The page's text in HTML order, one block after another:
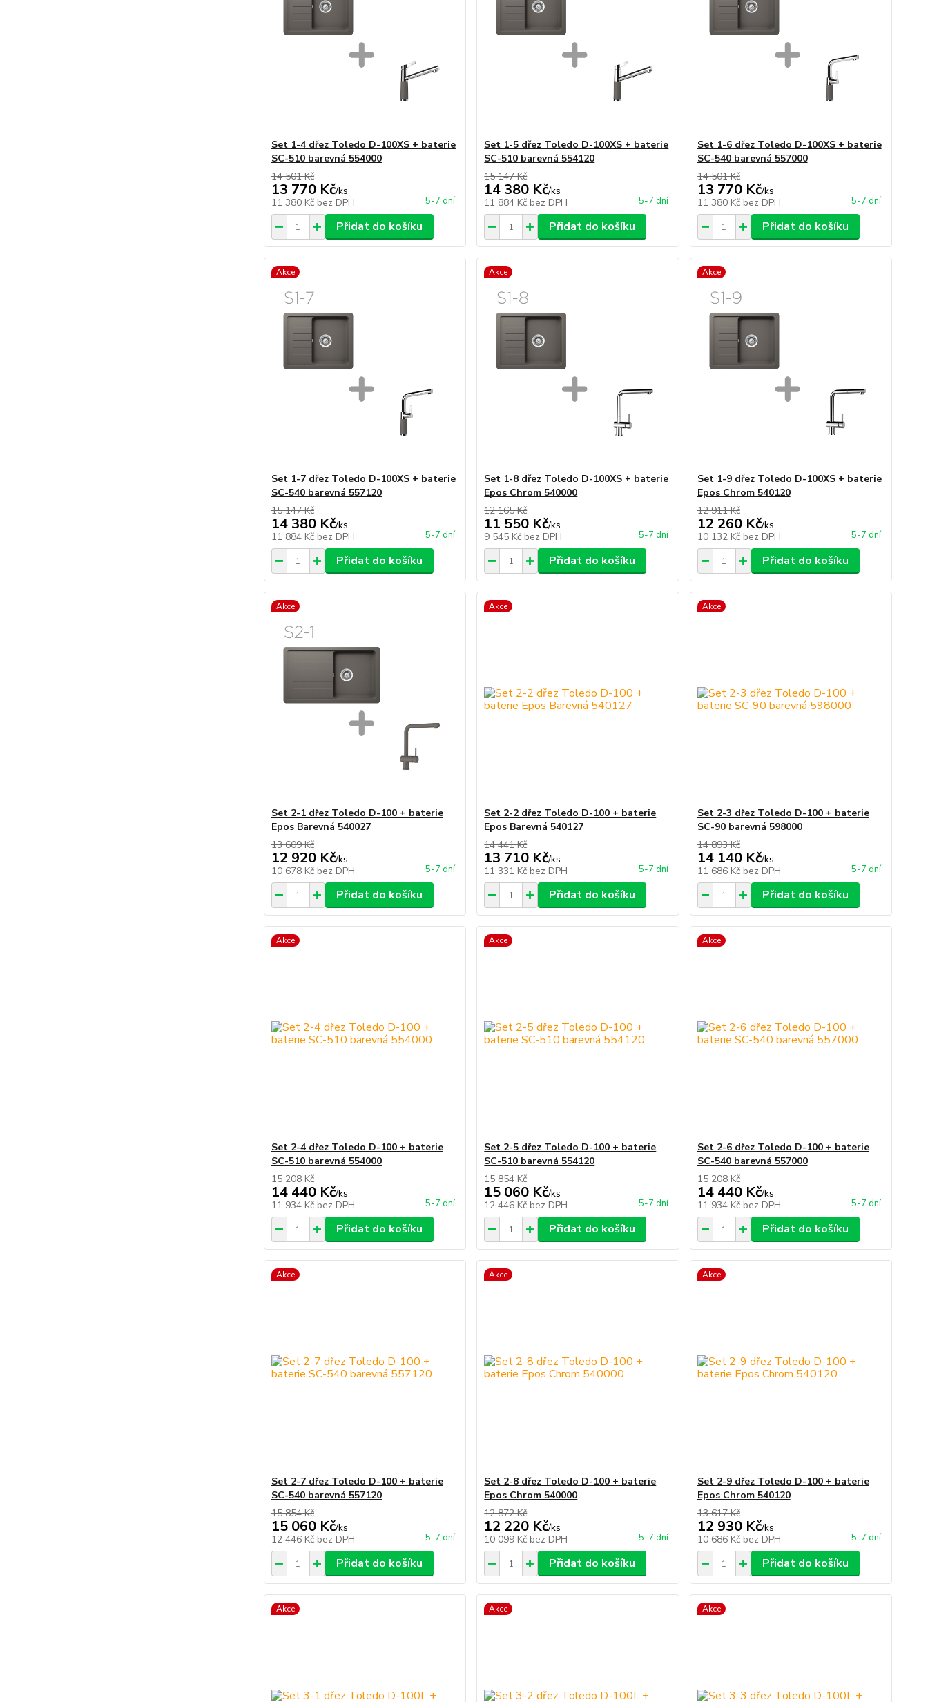
Set 1-4 dřez Toledo D-100XS + baterie
SC-510 barevná 554000
14 501 Kč
13 770 Kč/ks
11 380 Kč bez DPH 5-7 dní
Přidat do košíku
Set 1-5 dřez Toledo D-100XS + baterie
SC-510 barevná 554120
15 147 Kč
14 380 Kč/ks
11 884 Kč bez DPH 5-7 dní
Přidat do košíku
Set 1-6 dřez Toledo D-100XS + baterie
SC-540 barevná 557000
14 501 Kč
13 770 Kč/ks
11 380 Kč bez DPH 5-7 dní
Přidat do košíku
Akce
Set 1-7 dřez Toledo D-100XS + baterie
SC-540 barevná 557120
15 147 Kč
14 380 Kč/ks
11 884 Kč bez DPH 5-7 dní
Přidat do košíku
Akce
Set 1-8 dřez Toledo D-100XS + baterie
Epos Chrom 540000
12 165 Kč
11 550 Kč/ks
9 545 Kč bez DPH 5-7 dní
Přidat do košíku
Akce
Set 1-9 dřez Toledo D-100XS + baterie
Epos Chrom 540120
12 911 Kč
12 260 Kč/ks
10 132 Kč bez DPH 5-7 dní
Přidat do košíku
Akce
Set 2-1 dřez Toledo D-100 + baterie
Epos Barevná 540027
13 609 Kč
12 920 Kč/ks
10 678 Kč bez DPH 5-7 dní
Přidat do košíku
Akce
Set 2-2 dřez Toledo D-100 + baterie
Epos Barevná 540127
14 441 Kč
13 710 Kč/ks
11 331 Kč bez DPH 5-7 dní
Přidat do košíku
Akce
Set 2-3 dřez Toledo D-100 + baterie
SC-90 barevná 598000
14 893 Kč
14 140 Kč/ks
11 686 Kč bez DPH 5-7 dní
Přidat do košíku
Akce
Set 2-4 dřez Toledo D-100 + baterie
SC-510 barevná 554000
15 208 Kč
14 440 Kč/ks
11 934 Kč bez DPH 5-7 dní
Přidat do košíku
Akce
Set 2-5 dřez Toledo D-100 + baterie
SC-510 barevná 554120
15 854 Kč
15 060 Kč/ks
12 446 Kč bez DPH 5-7 dní
Přidat do košíku
Akce
Set 2-6 dřez Toledo D-100 + baterie
SC-540 barevná 557000
15 208 Kč
14 440 Kč/ks
11 934 Kč bez DPH 5-7 dní
Přidat do košíku
Akce
Set 2-7 dřez Toledo D-100 + baterie
SC-540 barevná 557120
15 854 Kč
15 060 Kč/ks
12 446 Kč bez DPH 5-7 dní
Přidat do košíku
Akce
Set 2-8 dřez Toledo D-100 + baterie
Epos Chrom 540000
12 872 Kč
12 220 Kč/ks
10 099 Kč bez DPH 5-7 dní
Přidat do košíku
Akce
Set 2-9 dřez Toledo D-100 + baterie
Epos Chrom 540120
13 617 Kč
12 930 Kč/ks
10 686 Kč bez DPH 5-7 dní
Přidat do košíku
Akce Akce Akce